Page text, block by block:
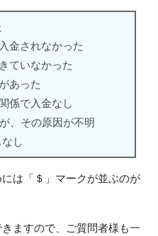
金されなかった
ていなかった
あった
係で入金なし
、その原因が不明
し
は「＄」マークが並ぶのが
ますので、ご質問者様も一